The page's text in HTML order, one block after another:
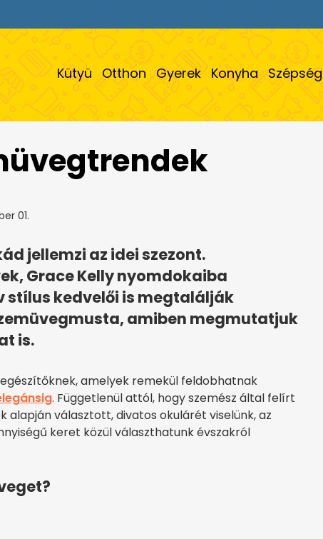
Kütyü Otthon Gyerek Konyha Szépség
01.
jellemzi az idei szezont.
Grace Kelly nyomdokaiba
stílus kedvelői is megtalálják
amiben megmutatjuk
is.
amelyek remekül feldobhatnak
. Függetlenül attól, hogy szemész által felírt
választott, divatos okulárét viselünk, az
keret közül választhatunk évszakról